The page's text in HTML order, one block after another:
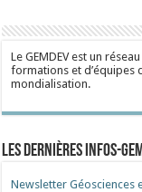
Le GEMDEV est un
formations et d’équipes
mondialisation.
Les dernières Infos-
Newsletter Géosciences